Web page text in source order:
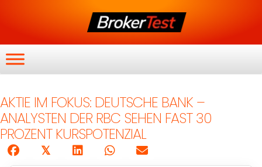
AKTIE IM FOKUS: DEUTSCHE BANK –
ANALYSTEN DER RBC SEHEN FAST 30
PROZENT KURSPOTENZIAL
𝕏